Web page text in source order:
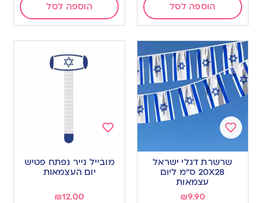
הוספה לסל הוספה לסל
wishlist
שרשרת דגלי ישראל
20X28 ס”מ ליום
עצמאות
₪9.90
to
wishlist
מובייל נייר נפתח פטיש
יום העצמאות
₪12.00